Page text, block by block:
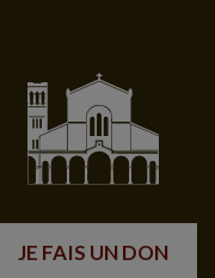
JE FAIS UN DON